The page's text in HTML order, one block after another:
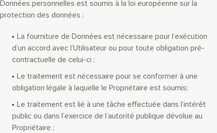
Données personnelles est soumis à la loi européenne sur la
protection des données ;
La fourniture de Données est nécessaire pour l’exécution
d’un accord avec l’Utilisateur ou pour toute obligation pré-
contractuelle de celui-ci ;
Le traitement est nécessaire pour se conformer à une
obligation légale à laquelle le Propriétaire est soumis;
Le traitement est lié à une tâche effectuée dans l’intérêt
public ou dans l’exercice de l’autorité publique dévolue au
Propriétaire ;